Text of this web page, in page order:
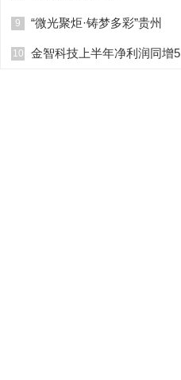
9 “微光聚炬·铸梦多彩”贵州
10 金智科技上半年净利润同增5